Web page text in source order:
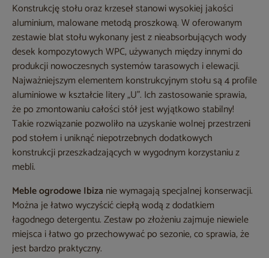
Konstrukcję stołu oraz krzeseł stanowi wysokiej jakości
aluminium, malowane metodą proszkową. W oferowanym
zestawie blat stołu wykonany jest z nieabsorbujących wody
desek kompozytowych WPC, używanych między innymi do
produkcji nowoczesnych systemów tarasowych i elewacji.
Najważniejszym elementem konstrukcyjnym stołu są 4 profile
aluminiowe w kształcie litery „U”. Ich zastosowanie sprawia,
że po zmontowaniu całości stół jest wyjątkowo stabilny!
Takie rozwiązanie pozwoliło na uzyskanie wolnej przestrzeni
pod stołem i uniknąć niepotrzebnych dodatkowych
konstrukcji przeszkadzających w wygodnym korzystaniu z
mebli.
Meble ogrodowe Ibiza nie wymagają specjalnej konserwacji.
Można je łatwo wyczyścić ciepłą wodą z dodatkiem
łagodnego detergentu. Zestaw po złożeniu zajmuje niewiele
miejsca i łatwo go przechowywać po sezonie, co sprawia, że
jest bardzo praktyczny.